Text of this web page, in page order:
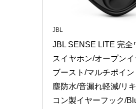
JBL
JBL SENSE LITE 完全
スイヤホン/オープン
ブースト/マルチポイ
塵防水/音漏れ軽減/リ
コン製イヤーフック/